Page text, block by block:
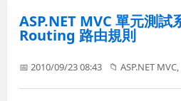
ASP.NET MVC 單元測試
Routing 路由規則
📅 2010/09/23 08:43 📁ASP.NET MVC,